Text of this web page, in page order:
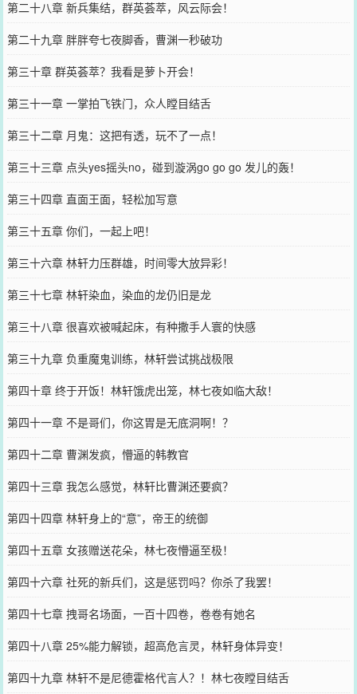
第二十八章 新兵集结，群英荟萃，风云际会！
第二十九章 胖胖夸七夜脚香，曹渊一秒破功
第三十章 群英荟萃？我看是萝卜开会！
第三十一章 一掌拍飞铁门，众人瞠目结舌
第三十二章 月鬼：这把有透，玩不了一点！
第三十三章 点头yes摇头no，碰到漩涡go go go 发儿的轰！
第三十四章 直面王面，轻松加写意
第三十五章 你们，一起上吧！
第三十六章 林轩力压群雄，时间零大放异彩！
第三十七章 林轩染血，染血的龙仍旧是龙
第三十八章 很喜欢被喊起床，有种撒手人寰的快感
第三十九章 负重魔鬼训练，林轩尝试挑战极限
第四十章 终于开饭！林轩饿虎出笼，林七夜如临大敌！
第四十一章 不是哥们，你这胃是无底洞啊！？
第四十二章 曹渊发疯，懵逼的韩教官
第四十三章 我怎么感觉，林轩比曹渊还要疯？
第四十四章 林轩身上的“意”，帝王的统御
第四十五章 女孩赠送花朵，林七夜懵逼至极！
第四十六章 社死的新兵们，这是惩罚吗？你杀了我罢！
第四十七章 拽哥名场面，一百十四卷，卷卷有她名
第四十八章 25%能力解锁，超高危言灵，林轩身体异变！
第四十九章 林轩不是尼德霍格代言人？！林七夜瞠目结舌